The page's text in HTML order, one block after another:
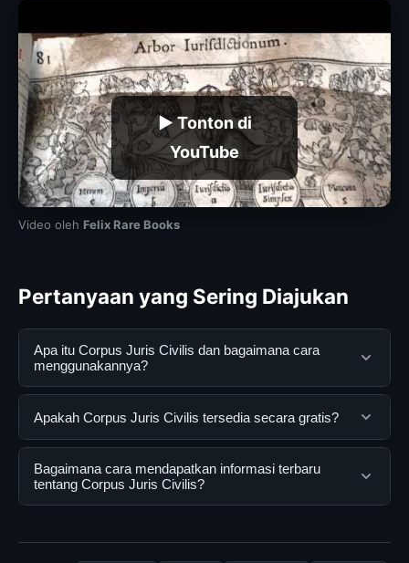
▶ Tonton di
YouTube
Video oleh Felix Rare Books
Pertanyaan yang Sering Diajukan
Apa itu Corpus Juris Civilis dan bagaimana cara
menggunakannya?
Corpus Juris Civilis adalah layanan digital yang
informasi lengkap dan terpercaya. Anda dapat
menggunakannya dengan mengunjungi situs resmi dan
mengikuti panduan yang tersedia.
Apakah Corpus Juris Civilis tersedia secara gratis?
Ya, Corpus Juris Civilis dapat diakses secara gratis
oleh semua pengguna. Tidak ada biaya tersembunyi
atau langganan yang diperlukan untuk menggunakan
Bagaimana cara mendapatkan informasi terbaru
tentang Corpus Juris Civilis?